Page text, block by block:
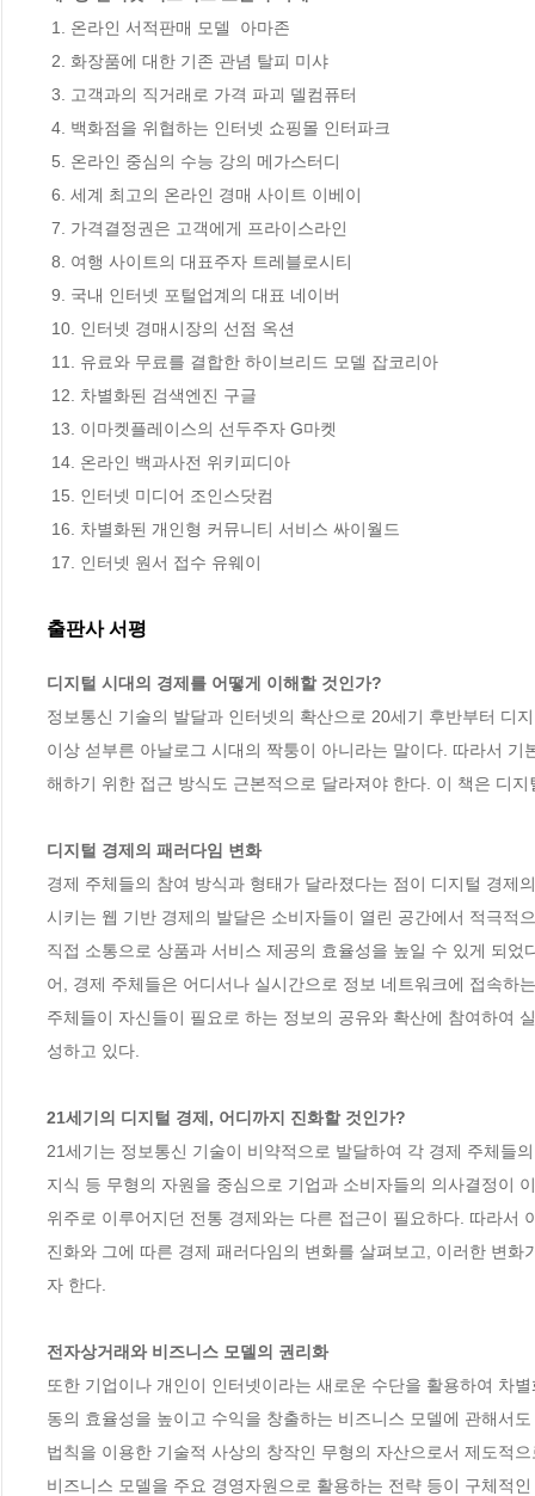
17. 인터넷 원서 접수 유웨이
출판사 서평
디지털 시대의 경제를 어떻게 이해할 것인가?
정보통신 기술의 발달과 인터넷의 확산으로 20세기 후반부터 디
이상 섣부른 아날로그 시대의 짝퉁이 아니라는 말이다. 따라서
해하기 위한 접근 방식도 근본적으로 달라져야 한다. 이 책은 디
디지털 경제의 패러다임 변화
경제 주체들의 참여 방식과 형태가 달라졌다는 점이 디지털 경제
시키는 웹 기반 경제의 발달은 소비자들이 열린 공간에서 적극적
직접 소통으로 상품과 서비스 제공의 효율성을 높일 수 있게 되
어, 경제 주체들은 어디서나 실시간으로 정보 네트워크에 접속하
주체들이 자신들이 필요로 하는 정보의 공유와 확산에 참여하여
성하고 있다.
21세기의 디지털 경제, 어디까지 진화할 것인가?
21세기는 정보통신 기술이 비약적으로 발달하여 각 경제 주체들
지식 등 무형의 자원을 중심으로 기업과 소비자들의 의사결정이
위주로 이루어지던 전통 경제와는 다른 접근이 필요하다. 따라서
진화와 그에 따른 경제 패러다임의 변화를 살펴보고, 이러한 변
자 한다.
전자상거래와 비즈니스 모델의 권리화
또한 기업이나 개인이 인터넷이라는 새로운 수단을 활용하여 차
동의 효율성을 높이고 수익을 창출하는 비즈니스 모델에 관해서
법칙을 이용한 기술적 사상의 창작인 무형의 자산으로서 제도적
비즈니스 모델을 주요 경영자원으로 활용하는 전략 등이 구체적